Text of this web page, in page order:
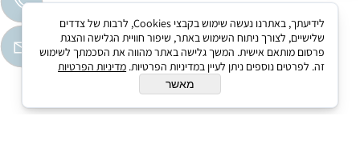
לידיעתך, באתרנו נעשה שימוש בקבצי Cookies, לרבות של צדדים
שלישיים, לצורך ניתוח השימוש באתר, שיפור חוויית הגלישה והצגת
פרסום מותאם אישית. המשך גלישה באתר מהווה את הסכמתך לשימוש
זה. לפרטים נוספים ניתן לעיין במדיניות הפרטיות. מדיניות הפרטיות
מאשר